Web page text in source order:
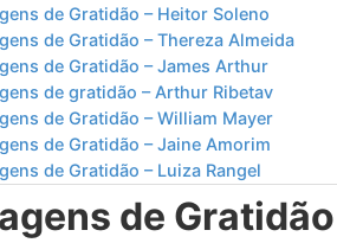
de Gratidão – Heitor Soleno
de Gratidão – Thereza Almeida
de Gratidão – James Arthur
de gratidão – Arthur Ribetav
de Gratidão – William Mayer
de Gratidão – Jaine Amorim
de Gratidão – Luiza Rangel
de Gratidão